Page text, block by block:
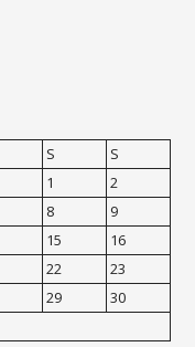
S
S
1
2
8
9
15
16
22
23
29
30